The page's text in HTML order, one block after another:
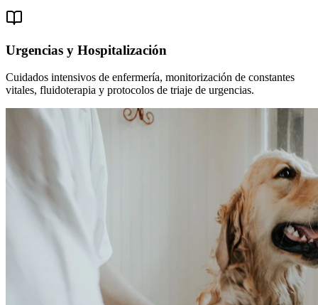
Urgencias y Hospitalización
Cuidados intensivos de enfermería, monitorización de constantes
vitales, fluidoterapia y protocolos de triaje de urgencias.